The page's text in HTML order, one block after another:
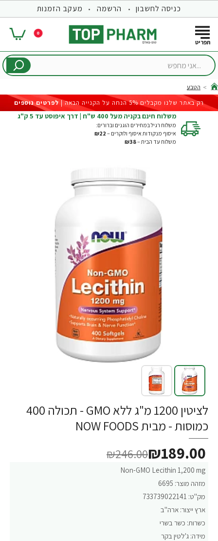
כניסה לחשבון הרשמה מעקב הזמנות
0
...אני
home
הטבע
רק באתר שלנו מקבלים 5% הנחה על הקנייה הבאה |
לפרטים נוספים
משלוח חינם בקניה מעל 400 ש"ח | דרך איפוסט עד 5 ק"ג
משלוח רגיל במחירים הוגנים וברורים:
איסוף מנקודות איסוף ולוקרים – ₪22
משלוח עד הבית –₪38
לציטין 1200 מ"ג ללא GMO - תכולה 400
כמוסות - מבית NOW FOODS
Non-GMO Lecithin 1,200 mg
מזהה מוצר: 6695
מק"ט: 733739022141
ארץ ייצור: ארה"ב
כשרות: כשר בשרי
מידה: ג'לטין בקר
₪189.00
₪246.00